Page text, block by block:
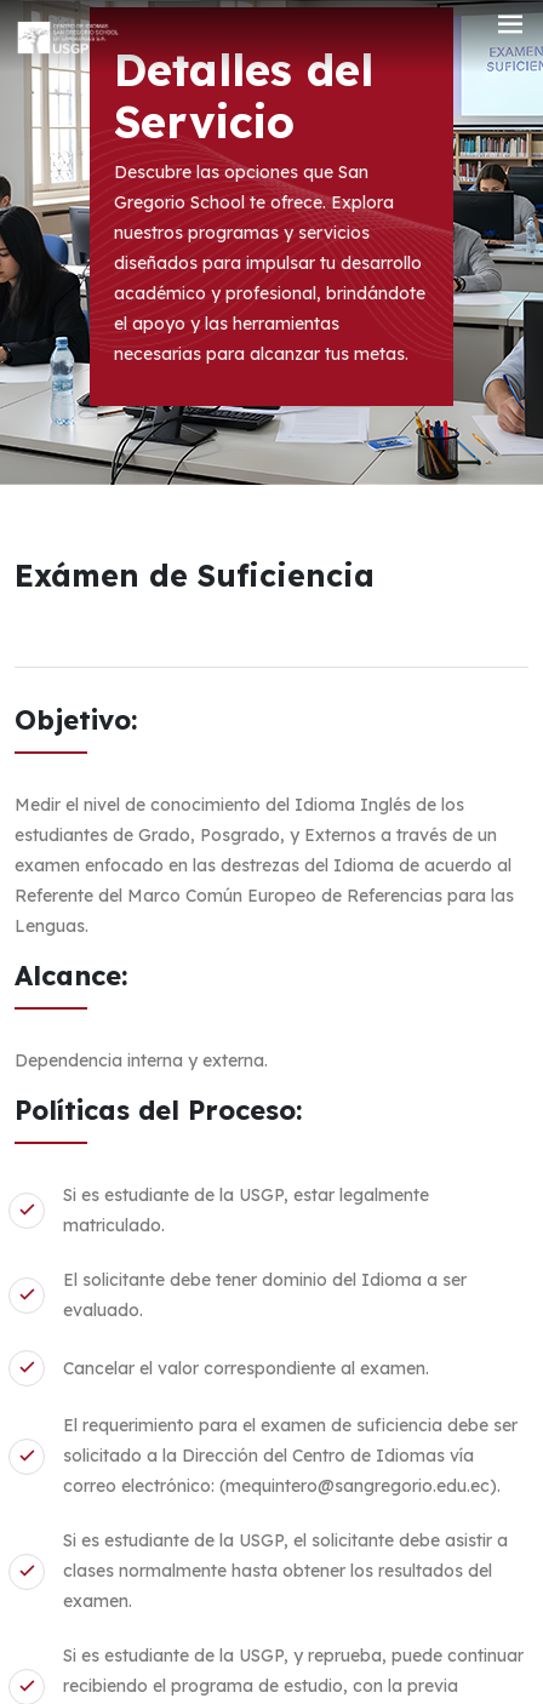
Detalles del
Servicio
Descubre las opciones que San
Gregorio School te ofrece. Explora
nuestros programas y servicios
diseñados para impulsar tu desarrollo
académico y profesional, brindándote
el apoyo y las herramientas
necesarias para alcanzar tus metas.
Exámen de Suficiencia
Objetivo:
Medir el nivel de conocimiento del Idioma Inglés de los
estudiantes de Grado, Posgrado, y Externos a través de un
examen enfocado en las destrezas del Idioma de acuerdo al
Referente del Marco Común Europeo de Referencias para las
Lenguas.
Alcance:
Dependencia interna y externa.
Políticas del Proceso:
Si es estudiante de la USGP, estar legalmente
matriculado.
El solicitante debe tener dominio del Idioma a ser
evaluado.
Cancelar el valor correspondiente al examen.
El requerimiento para el examen de suficiencia debe ser
solicitado a la Dirección del Centro de Idiomas vía
correo electrónico: (mequintero@sangregorio.edu.ec).
Si es estudiante de la USGP, el solicitante debe asistir a
clases normalmente hasta obtener los resultados del
examen.
Si es estudiante de la USGP, y reprueba, puede continuar
recibiendo el programa de estudio, con la previa